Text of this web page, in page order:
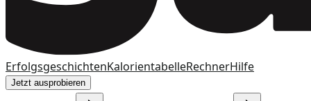
ErfolgsgeschichtenKalorientabelleRechnerHilfe
Jetzt ausprobieren